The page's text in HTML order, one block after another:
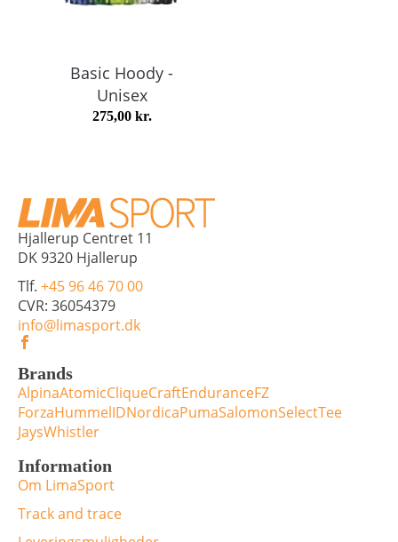
Basic Hoody -
Unisex
275,00 kr.
Hjallerup Centret 11
DK 9320 Hjallerup
Tlf. +45 96 46 70 00
CVR: 36054379
info@limasport.dk
Brands
AlpinaAtomicCliqueCraftEnduranceFZ
ForzaHummelIDNordicaPumaSalomonSelectTee
JaysWhistler
Information
Om LimaSport
Track and trace